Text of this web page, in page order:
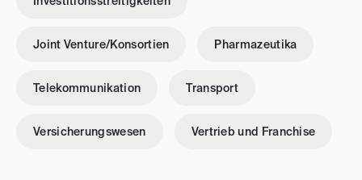
Joint Venture/Konsortien Pharmazeutika
Telekommunikation Transport
Versicherungswesen Vertrieb und Franchise